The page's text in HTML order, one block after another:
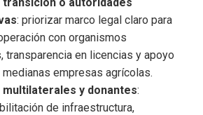
: priorizar marco legal claro para
con organismos
transparencia en licencias y apoyo
empresas agrícolas.
multilaterales y donantes:
de infraestructura,